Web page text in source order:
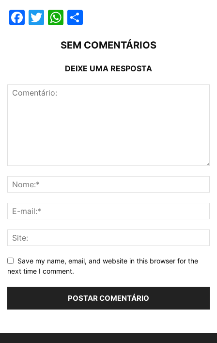
Facebook
TwitterWhatsApp
SEM COMENTÁRIOS
DEIXE UMA RESPOSTA
Save my name, email, and website in this browser for the
next time I comment.